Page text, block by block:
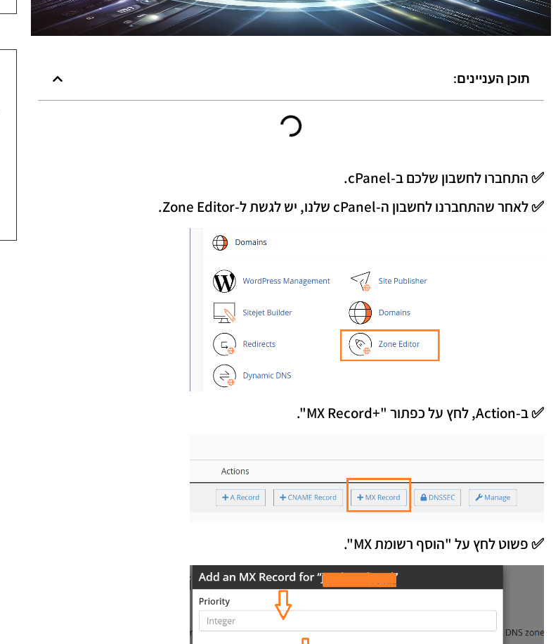
תוכן העניינים:
✅ התחברו לחשבון שלכם ב-cPanel.
✅ לאחר שהתחברנו לחשבון ה-cPanel שלנו, יש לגשת ל-Zone Editor.
✅ ב-Action, לחץ על כפתור "+MX Record".
✅ פשוט לחץ על "הוסף רשומת MX".